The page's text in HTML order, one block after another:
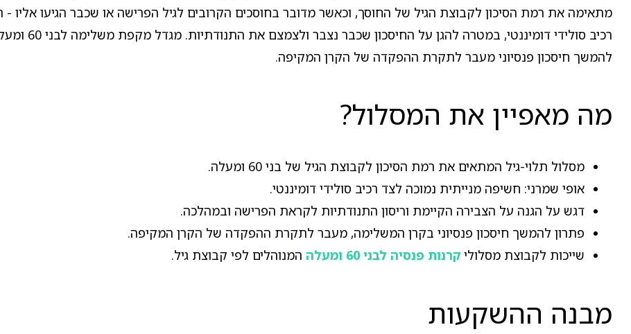
מתאימה את רמת הסיכון לקבוצת הגיל של החוסך, וכאשר מדובר בחוסכים הקרובים לגיל הפרישה או שכבר הגיעו אליו
רכיב
להמשך חיסכון פנסיוני מעבר לתקרת ההפקדה של הקרן המקיפה.
מה מאפיין את המסלול?
מסלול תלוי-גיל המתאים את רמת הסיכון לקבוצת הגיל של בני 60 ומעלה.
אופי שמרני: חשיפה מנייתית נמוכה לצד רכיב סולידי דומיננטי.
דגש על הגנה על הצבירה הקיימת וריסון התנודתיות לקראת הפרישה ובמהלכה.
פתרון להמשך חיסכון פנסיוני בקרן המשלימה, מעבר לתקרת ההפקדה של הקרן המקיפה.
שייכות לקבוצת מסלולי קרנות פנסיה לבני 60 ומעלה המנוהלים לפי קבוצת גיל.
מבנה ההשקעות